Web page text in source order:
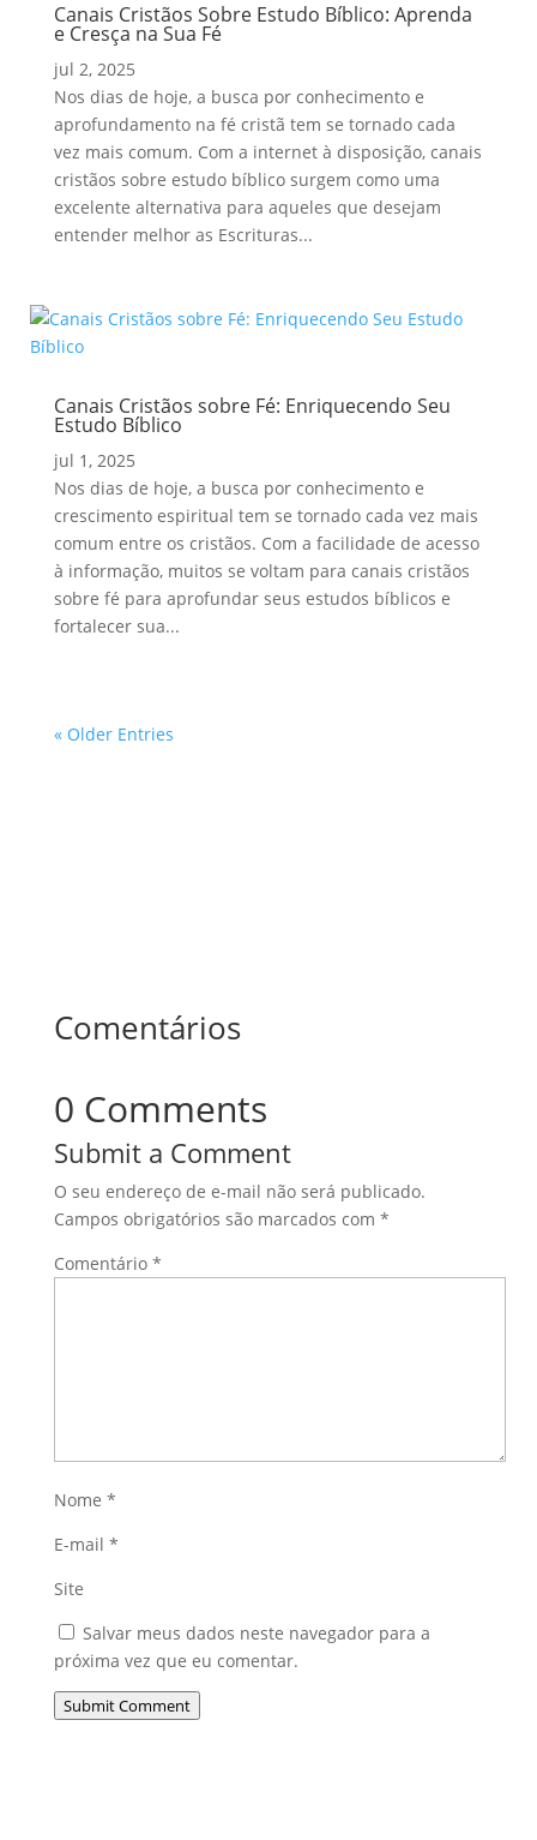
Canais Cristãos Sobre Estudo Bíblico: Aprenda
e Cresça na Sua Fé
jul 2, 2025
Nos dias de hoje, a busca por conhecimento e
aprofundamento na fé cristã tem se tornado cada
vez mais comum. Com a internet à disposição, canais
cristãos sobre estudo bíblico surgem como uma
excelente alternativa para aqueles que desejam
entender melhor as Escrituras...
Canais Cristãos sobre Fé: Enriquecendo Seu
Estudo Bíblico
jul 1, 2025
Nos dias de hoje, a busca por conhecimento e
crescimento espiritual tem se tornado cada vez mais
comum entre os cristãos. Com a facilidade de acesso
à informação, muitos se voltam para canais cristãos
sobre fé para aprofundar seus estudos bíblicos e
fortalecer sua...
« Older Entries
Comentários
0 Comments
Submit a Comment
O seu endereço de e-mail não será publicado.
Campos obrigatórios são marcados com *
Comentário *
Nome *
E-mail *
Site
Salvar meus dados neste navegador para a
próxima vez que eu comentar.
Submit Comment